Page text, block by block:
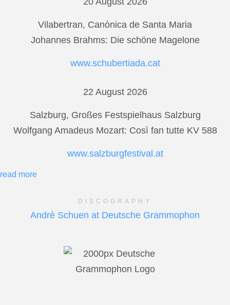
Vilabertran, Canònica de Santa Maria
Johannes Brahms: Die schöne Magelone
www.schubertiada.cat
22 August 2026
Salzburg, Großes Festspielhaus Salzburg
Wolfgang Amadeus Mozart: Così fan tutte KV 588
www.salzburgfestival.at
read more
DISCOGRAPHY
Andrè Schuen at Deutsche Grammophon